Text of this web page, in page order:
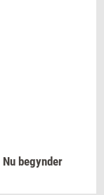
Nu be­gyn­der